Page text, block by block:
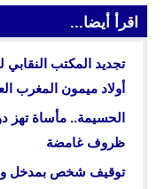
اقرأ أيضا...
تجديد المكتب
أولاد ميمون المغرب
الحسيمة.. مأساة تهز
ظروف غامضة